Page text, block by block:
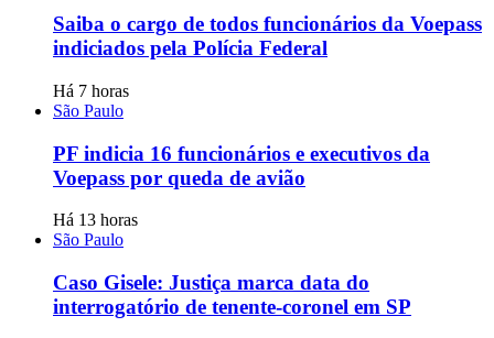
Saiba o cargo de todos funcionários da Voepass
indiciados pela Polícia Federal
Há 7 horas
São Paulo
PF indicia 16 funcionários e executivos da
Voepass por queda de avião
Há 13 horas
São Paulo
Caso Gisele: Justiça marca data do
interrogatório de tenente-coronel em SP